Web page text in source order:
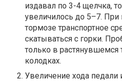
издавал по 3-4 щелчка,
увеличилось до 5–7.
тормозе транспортное
скатываться с горки.
только в растянувшемся
колодках.
Увеличение хода педали